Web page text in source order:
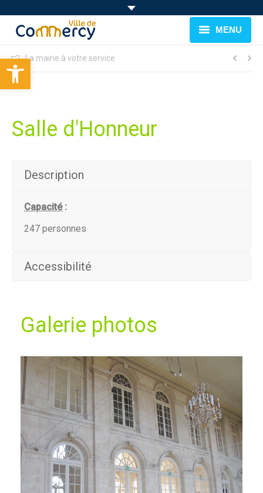
Ouvrir la barre d’outils
MENU
BIENVENUE À COMMERCY
La mairie à votre service
Salle d'Honneur
Description
Capacité:
247 personnes
Accessibilité
Galerie photos